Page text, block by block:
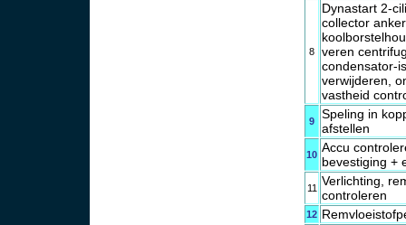
8
Dynastart 2-
collector
veren
condensator-
verwijderen,
vastheid
9
Speling in
afstellen
10 Accu
bevestiging +
11 Verlichting,
controleren
12